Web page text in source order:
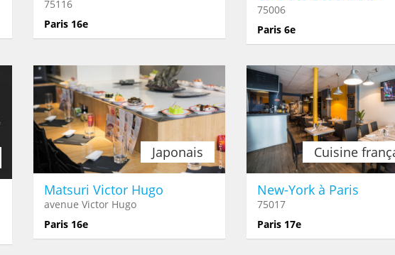
75116
Paris 16e
75006
Paris 6e
Japonais
Matsuri Victor Hugo
avenue Victor Hugo
Paris 16e
Cuisine
New-York à Paris
75017
Paris 17e